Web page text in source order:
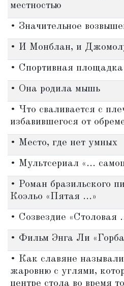
местностью
• Значительное
• И Монблан, и
• Спортивная площадка
• Она родила мышь
• Что сваливается с
избавившегося от
• Место, где нет умных
• Мультсериал «...
• Роман бразильского
Коэльо «Пятая ...»
• Созвездие «Столовая
• Фильм Энга Ли
• Как славяне
жаровню с углями,
центре стола во время